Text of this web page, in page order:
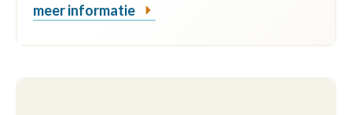
meer informatie